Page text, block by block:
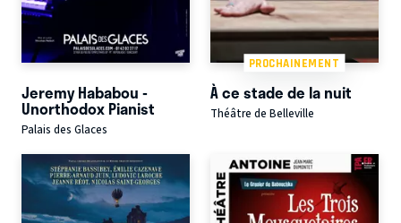
Jeremy Hababou -
Unorthodox Pianist
Palais des Glaces
PROCHAINEMENT
À ce stade de la nuit
Théâtre de Belleville